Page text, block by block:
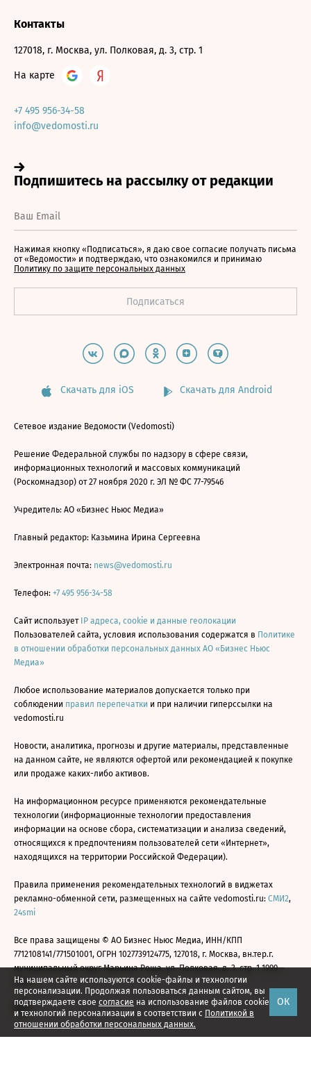
На нашем сайте используются cookie-файлы и технологии
персонализации. Продолжая пользоваться данным сайтом, вы
подтверждаете свое согласие на использование файлов cookie
и технологий персонализации в соответствии с Политикой в
отношении обработки персональных данных.
ОК
Контакты
127018, г. Москва, ул. Полковая, д. 3, стр. 1
На карте
+7 495 956-34-58
info@vedomosti.ru
Нажимая кнопку «Подписаться», я даю свое согласие получать письма
от «Ведомости» и подтверждаю, что ознакомился и принимаю
Политику по защите персональных данных
Скачать для iOS Скачать для Android
Сетевое издание Ведомости (Vedomosti)
Решение Федеральной службы по надзору в сфере связи,
информационных технологий и массовых коммуникаций
(Роскомнадзор) от 27 ноября 2020 г. ЭЛ № ФС 77-79546
Учредитель: АО «Бизнес Ньюс Медиа»
Главный редактор: Казьмина Ирина Сергеевна
Электронная почта: news@vedomosti.ru
Телефон: +7 495 956-34-58
Сайт использует IP адреса, cookie и данные геолокации
Пользователей сайта, условия использования содержатся в Политике
в отношении обработки персональных данных АО «Бизнес Ньюс
Медиа»
Любое использование материалов допускается только при
соблюдении правил перепечатки и при наличии гиперссылки на
vedomosti.ru
Новости, аналитика, прогнозы и другие материалы, представленные
на данном сайте, не являются офертой или рекомендацией к покупке
или продаже каких-либо активов.
На информационном ресурсе применяются рекомендательные
технологии (информационные технологии предоставления
информации на основе сбора, систематизации и анализа сведений,
относящихся к предпочтениям пользователей сети «Интернет»,
находящихся на территории Российской Федерации).
Правила применения рекомендательных технологий в виджетах
рекламно-обменной сети, размещенных на сайте vedomosti.ru: СМИ2,
24smi
Все права защищены © АО Бизнес Ньюс Медиа, ИНН/КПП
7712108141/771501001, ОГРН 1027739124775, 127018, г. Москва, вн.тер.г.
муниципальный округ Марьина Роща, ул. Полковая, д. 3, стр. 1 1999—
2026